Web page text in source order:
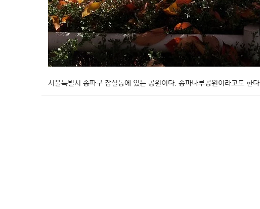
서울특별시 송파구 잠실동에 있는 공원이다. 송파나루공원이라고도 한다.